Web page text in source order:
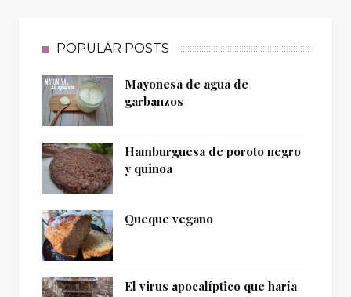
POPULAR POSTS
Mayonesa de agua de
garbanzos
Hamburguesa de poroto negro
y quinoa
Queque vegano
El virus apocalíptico que haría